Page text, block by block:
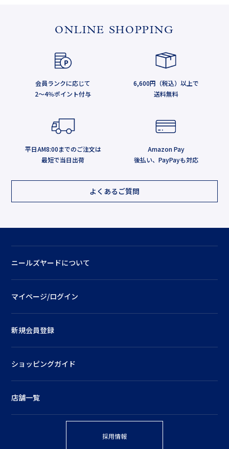
ONLINE SHOPPING
会員ランクに応じて
2～4％ポイント付与
6,600円（税込）以上で
送料無料
平日AM8:00までのご注文は
最短で当日出荷
Amazon Pay
後払い、PayPayも対応
よくあるご質問
ニールズヤードについて
マイページ/ログイン
新規会員登録
ショッピングガイド
店舗一覧
採用情報